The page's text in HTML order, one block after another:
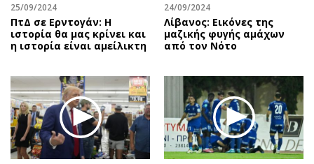
25/09/2024
ΠτΔ σε Ερντογάν: Η
ιστορία θα μας κρίνει και
η ιστορία είναι αμείλικτη
24/09/2024
Λίβανος: Εικόνες της
μαζικής φυγής αμάχων
από τον Νότο